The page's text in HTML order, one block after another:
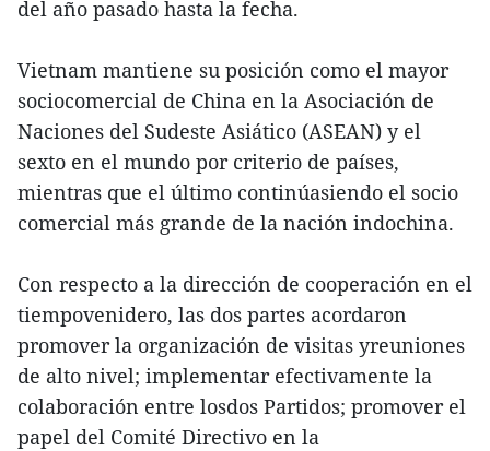
del año pasado hasta la fecha.
Vietnam mantiene su posición como el mayor
sociocomercial de China en la Asociación de
Naciones del Sudeste Asiático (ASEAN) y el
sexto en el mundo por criterio de países,
mientras que el último continúasiendo el socio
comercial más grande de la nación indochina.
Con respecto a la dirección de cooperación en el
tiempovenidero, las dos partes acordaron
promover la organización de visitas yreuniones
de alto nivel; implementar efectivamente la
colaboración entre losdos Partidos; promover el
papel del Comité Directivo en la